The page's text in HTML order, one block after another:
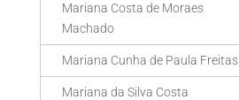
Mariana Costa de Moraes
Machado
Mariana Cunha de Paula Freitas
Mariana da Silva Costa